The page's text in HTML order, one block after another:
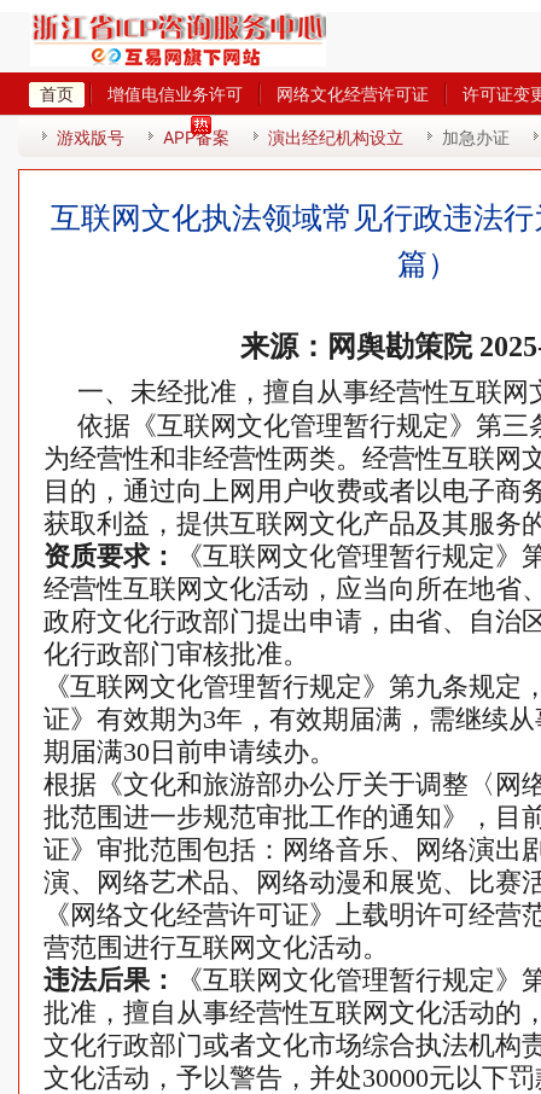
首页 增值电信业务许可 网络文化经营许可证
许可证变
热
游戏版号 APP备案 演出经纪机构设立 加急办证
互联网文化执法领域常见行政违法
篇）
来源：网舆勘策院
一、未经批准，擅自从事经营性互联网
依据《互联网文化管理暂行规定》第三
为经营性和非经营性两类。经营性互联网
目的，通过向上网用户收费或者以电子商
获取利益，提供互联网文化产品及其服务
资质要求：
《互联网文化管理暂行规定》
经营性互联网文化活动，应当向所在地省
政府文化行政部门提出申请，由省、自治
化行政部门审核批准。
《互联网文化管理暂行规定》第九条规定
证》有效期为3年，有效期届满，需继续
期届满30日前申请续办。
根据《文化和旅游部办公厅关于调整〈网
批范围进一步规范审批工作的通知》，目
证》审批范围包括：网络音乐、网络演出
演、网络艺术品、网络动漫和展览、比赛
《网络文化经营许可证》上载明许可经营
营范围进行互联网文化活动。
违法后果：
《互联网文化管理暂行规定》
批准，擅自从事经营性互联网文化活动的
文化行政部门或者文化市场综合执法机构
文化活动，予以警告，并处30000元以下